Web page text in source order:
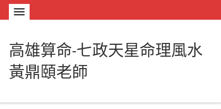
高雄算命-七政天星命理風水
黃鼎頤老師